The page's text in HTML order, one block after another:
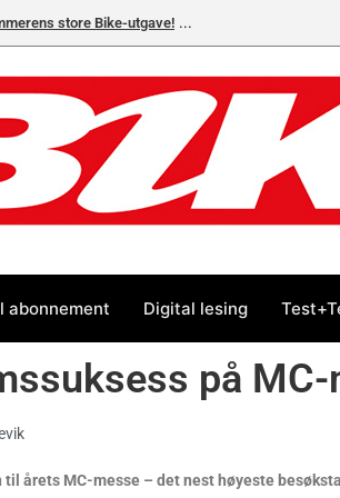
store Bike-utgave!
Yamaha og BMW
abonnement Digital lesing
på MC-
til årets MC-messe – det nest høyeste